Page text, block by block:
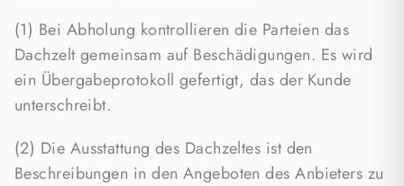
(1) Bei Abholung kontrollieren die Parteien das
Dachzelt gemeinsam auf Beschädigungen. Es wird
ein Übergabeprotokoll gefertigt, das der Kunde
unterschreibt.
(2) Die Ausstattung des Dachzeltes ist den
Beschreibungen in den Angeboten des Anbieters zu